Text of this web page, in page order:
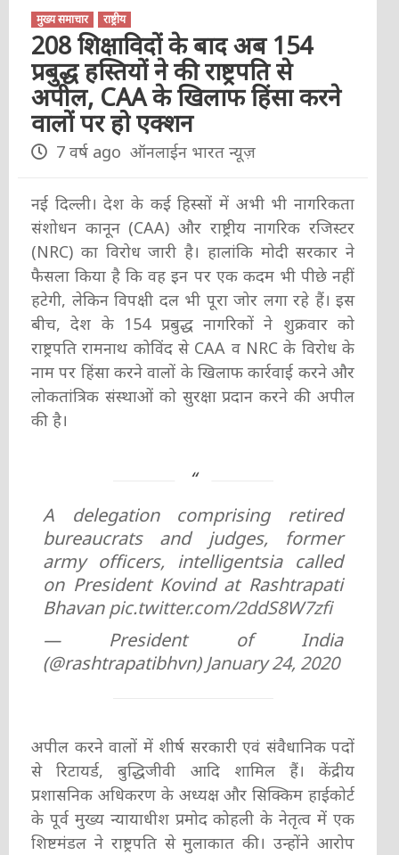
मुख्य समाचार राष्ट्रीय
208 शिक्षाविदों के बाद अब 154
प्रबुद्ध हस्तियों ने की राष्ट्रपति से
अपील, CAA के खिलाफ हिंसा करने
वालों पर हो एक्शन
7 वर्ष ago ऑनलाईन भारत न्यूज़
नई दिल्ली। देश के कई हिस्सों में अभी भी नागरिकता
संशोधन कानून (CAA) और राष्ट्रीय नागरिक रजिस्टर
(NRC) का विरोध जारी है। हालांकि मोदी सरकार ने
फैसला किया है कि वह इन पर एक कदम भी पीछे नहीं
हटेगी, लेकिन विपक्षी दल भी पूरा जोर लगा रहे हैं। इस
बीच, देश के 154 प्रबुद्ध नागरिकों ने शुक्रवार को
राष्ट्रपति रामनाथ कोविंद से CAA व NRC के विरोध के
नाम पर हिंसा करने वालों के खिलाफ कार्रवाई करने और
लोकतांत्रिक संस्थाओं को सुरक्षा प्रदान करने की अपील
की है।
A delegation comprising retired
bureaucrats and judges, former
army officers, intelligentsia called
on President Kovind at Rashtrapati
Bhavanpic.twitter.com/2ddS8W7zfi
— President of India
(@rashtrapatibhvn) January 24, 2020
अपील करने वालों में शीर्ष सरकारी एवं संवैधानिक पदों
से रिटायर्ड, बुद्धिजीवी आदि शामिल हैं। केंद्रीय
प्रशासनिक अधिकरण के अध्यक्ष और सिक्किम हाईकोर्ट
के पूर्व मुख्य न्यायाधीश प्रमोद कोहली के नेतृत्व में एक
शिष्टमंडल ने राष्ट्रपति से मुलाकात की। उन्होंने आरोप